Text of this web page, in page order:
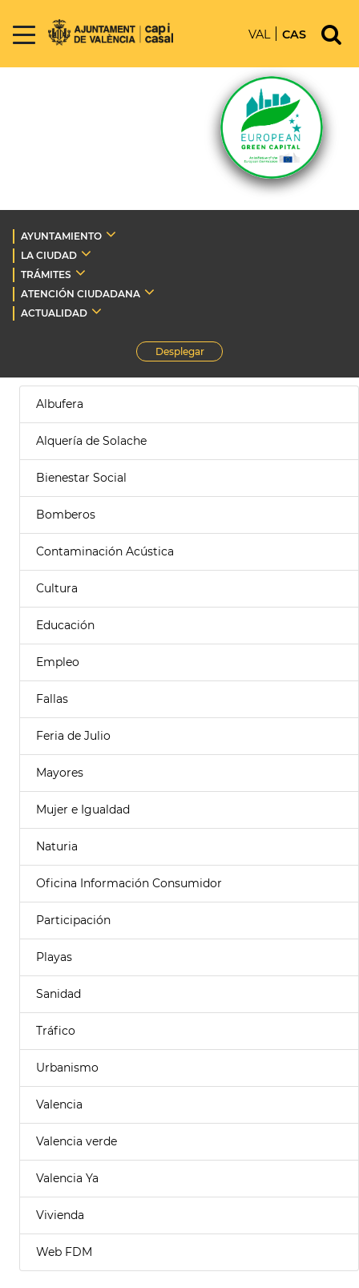
VAL CAS
AYUNTAMIENTO
LA CIUDAD
TRÁMITES
ATENCIÓN CIUDADANA
ACTUALIDAD
Desplegar
Albufera
Alquería de Solache
Bienestar Social
Bomberos
Contaminación Acústica
Cultura
Educación
Empleo
Fallas
Feria de Julio
Mayores
Mujer e Igualdad
Naturia
Oficina Información Consumidor
Participación
Playas
Sanidad
Tráfico
Urbanismo
Valencia
Valencia verde
Valencia Ya
Vivienda
Web FDM